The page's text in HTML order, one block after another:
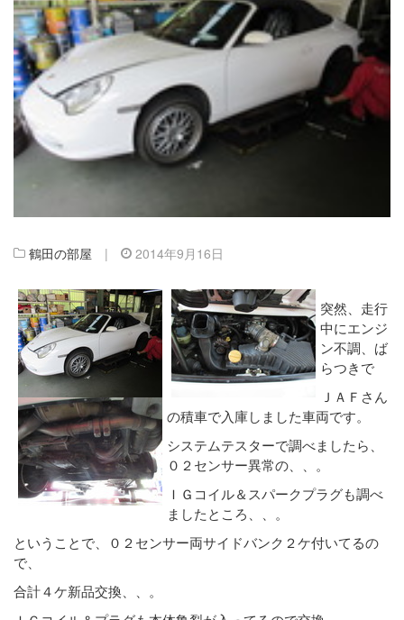
鶴田の部屋 | 2014年9月16日
突然、走行
中にエンジ
ン不調、ば
らつきで
ＪＡＦさん
の積車で入庫しました車両です。
システムテスターで調べましたら、
０２センサー異常の、、。
ＩＧコイル＆スパークプラグも調べ
ましたところ、、。
ということで、０２センサー両サイドバンク２ケ付いてるの
で、
合計４ケ新品交換、、。